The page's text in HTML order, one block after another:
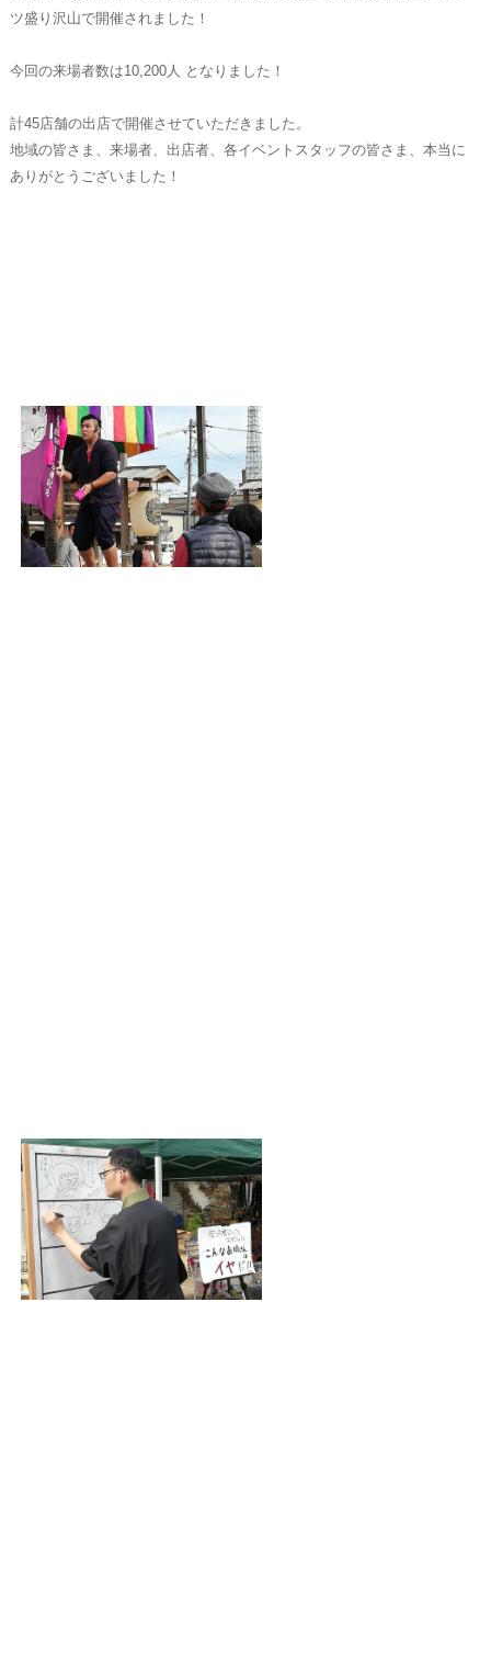
ツ盛り沢山で開催されました！
今回の来場者数は10,200人 となりました！
計45店舗の出店で開催させていただきました。
地域の皆さま、来場者、出店者、各イベントスタッフの皆さま、本当に
ありがとうございました！